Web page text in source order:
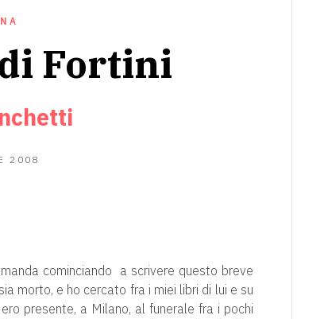
Fortini
2008
cominciando a scrivere questo breve
morto, e ho cercato fra i miei libri di lui e su
presente, a Milano, al funerale fra i pochi